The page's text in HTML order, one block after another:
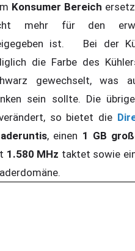
Konsumer Bereich
mehr für den
ist. Bei der
die Farbe des
gewechselt, was
sein sollte. Die
so bietet die
, einen 1 GB
1.580 MHz taktet sowie